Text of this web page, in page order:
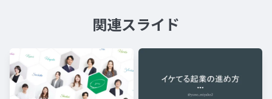
関連スライド